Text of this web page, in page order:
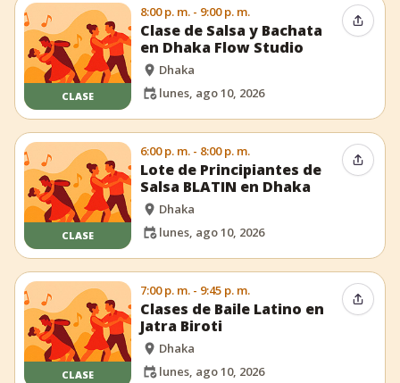
CLASE
8:00 p. m. - 9:00 p. m.
Clase de Salsa y Bachata
en Dhaka Flow Studio
Dhaka
lunes, ago 10, 2026
CLASE
6:00 p. m. - 8:00 p. m.
Lote de Principiantes de
Salsa BLATIN en Dhaka
Dhaka
lunes, ago 10, 2026
CLASE
7:00 p. m. - 9:45 p. m.
Clases de Baile Latino en
Jatra Biroti
Dhaka
lunes, ago 10, 2026